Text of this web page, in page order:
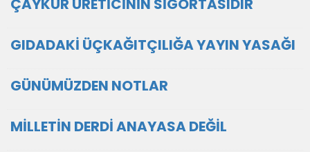
ÇAYKUR ÜRETİCİNİN SİGORTASIDIR
GIDADAKİ ÜÇKAĞITÇILIĞA YAYIN YASAĞI
GÜNÜMÜZDEN NOTLAR
MİLLETİN DERDİ ANAYASA DEĞİL